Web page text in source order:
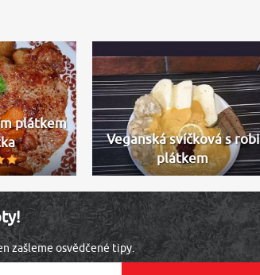
plátkem
Veganská svíčková s robi
plátkem
zašleme osvědčené tipy.